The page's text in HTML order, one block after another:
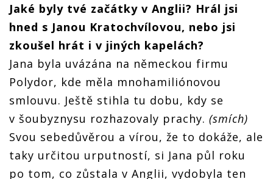
Jaké byly tvé začátky v Anglii? Hrál jsi
hned s Janou Kratochvílovou, nebo jsi
zkoušel hrát i v jiných kapelách?
Jana byla uvázána na německou firmu
Polydor, kde měla mnohamiliónovou
smlouvu. Ještě stihla tu dobu, kdy se
v šoubyznysu rozhazovaly prachy. (smích)
Svou sebedůvěrou a vírou, že to dokáže, ale
taky určitou urputností, si Jana půl roku
po tom, co zůstala v Anglii, vydobyla ten